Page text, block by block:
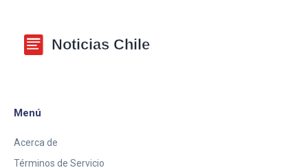
Menú
Acerca de
Términos de Servicio